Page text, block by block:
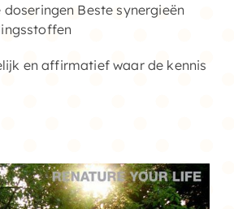
Beste synergieën
en affirmatief waar de kennis